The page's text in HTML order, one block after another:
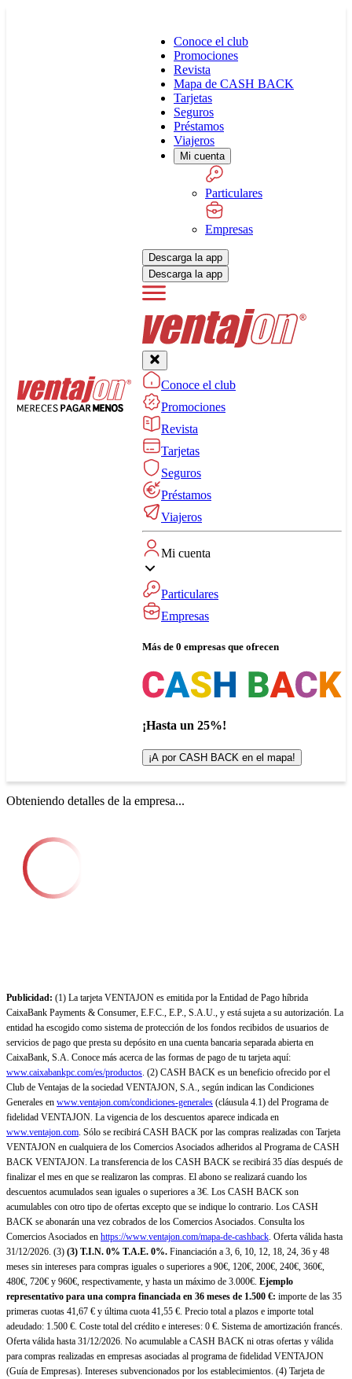
Conoce el club
Promociones
Revista
Mapa de CASH BACK
Tarjetas
Seguros
Préstamos
Viajeros
Mi cuenta
Particulares
Empresas
Descarga la app
Descarga la app
Conoce el club
Promociones
Revista
Tarjetas
Seguros
Préstamos
Viajeros
Mi cuenta
Particulares
Empresas
Más de 0 empresas que ofrecen
¡Hasta un 25%!
¡A por CASH BACK en el mapa!
Obteniendo detalles de la empresa...
Publicidad: (1) La tarjeta VENTAJON es emitida por la Entidad de Pago híbrida
CaixaBank Payments & Consumer, E.F.C., E.P., S.A.U., y está sujeta a su autorización. La
entidad ha escogido como sistema de protección de los fondos recibidos de usuarios de
servicios de pago que presta su depósito en una cuenta bancaria separada abierta en
CaixaBank, S.A. Conoce más acerca de las formas de pago de tu tarjeta aquí:
www.caixabankpc.com/es/productos. (2) CASH BACK es un beneficio ofrecido por el
Club de Ventajas de la sociedad VENTAJON, S.A., según indican las Condiciones
Generales en www.ventajon.com/condiciones-generales (cláusula 4.1) del Programa de
fidelidad VENTAJON. La vigencia de los descuentos aparece indicada en
www.ventajon.com. Sólo se recibirá CASH BACK por las compras realizadas con Tarjeta
VENTAJON en cualquiera de los Comercios Asociados adheridos al Programa de CASH
BACK VENTAJON. La transferencia de los CASH BACK se recibirá 35 días después de
finalizar el mes en que se realizaron las compras. El abono se realizará cuando los
descuentos acumulados sean iguales o superiores a 3€. Los CASH BACK son
acumulables con otro tipo de ofertas excepto que se indique lo contrario. Los CASH
BACK se abonarán una vez cobrados de los Comercios Asociados. Consulta los
Comercios Asociados en https://www.ventajon.com/mapa-de-cashback. Oferta válida hasta
31/12/2026. (3) (3) T.I.N. 0% T.A.E. 0%. Financiación a 3, 6, 10, 12, 18, 24, 36 y 48
meses sin intereses para compras iguales o superiores a 90€, 120€, 200€, 240€, 360€,
480€, 720€ y 960€, respectivamente, y hasta un máximo de 3.000€. Ejemplo
representativo para una compra financiada en 36 meses de 1.500 €: importe de las 35
primeras cuotas 41,67 € y última cuota 41,55 €. Precio total a plazos e importe total
adeudado: 1.500 €. Coste total del crédito e intereses: 0 €. Sistema de amortización francés.
Oferta válida hasta 31/12/2026. No acumulable a CASH BACK ni otras ofertas y válida
para compras realizadas en empresas asociadas al programa de fidelidad VENTAJON
(Guía de Empresas). Intereses subvencionados por los establecimientos. (4) Tarjeta de